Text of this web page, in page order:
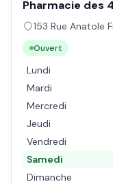
Pharmacie des
153 Rue Anatole
Ouvert
Lundi
Mardi
Mercredi
Jeudi
Vendredi
Samedi
Dimanche